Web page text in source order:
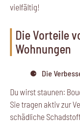
vielfältig!
Die Vorteile
Wohnungen
Die
Du wirst staunen:
Sie tragen aktiv zur
schädliche